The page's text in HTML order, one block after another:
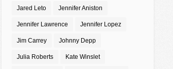
Jared Leto Jennifer Aniston
Jennifer Lawrence Jennifer Lopez
Jim Carrey Johnny Depp
Julia Roberts Kate Winslet